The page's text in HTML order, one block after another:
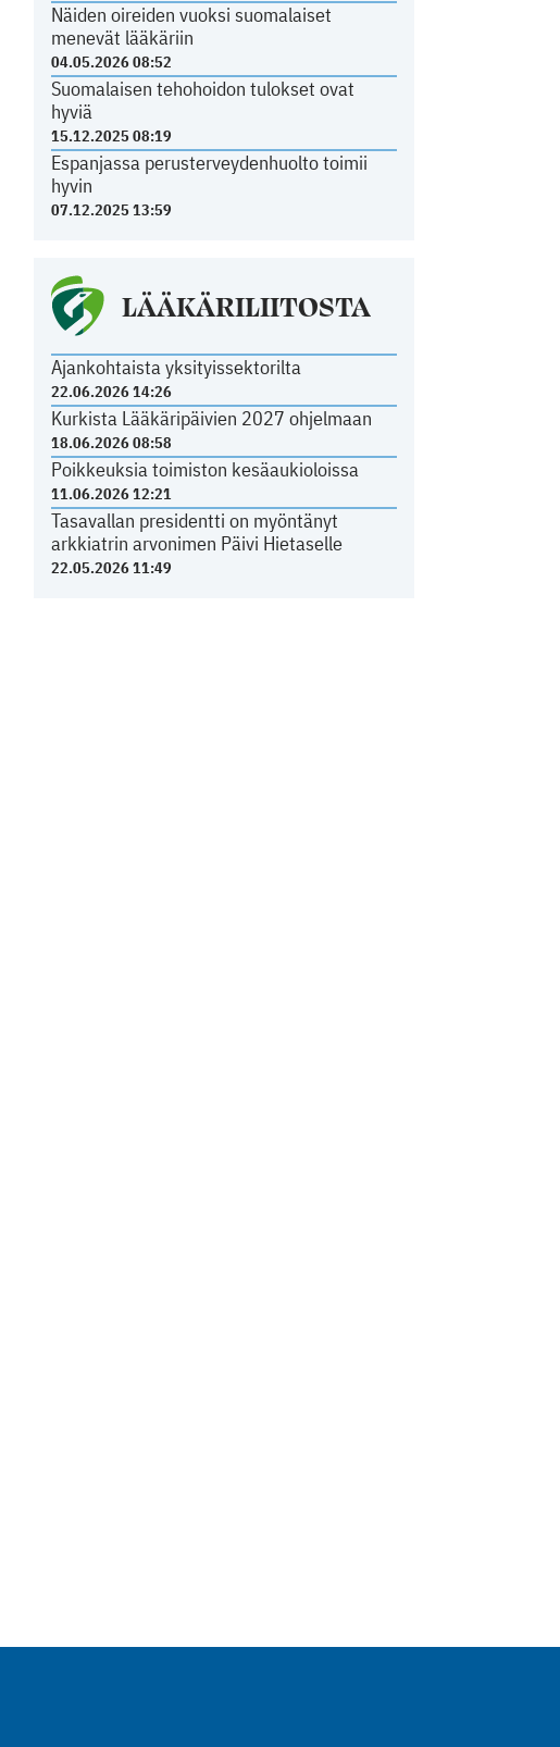
Näiden oireiden vuoksi suomalaiset
menevät lääkäriin
04.05.2026 08:52
Suomalaisen tehohoidon tulokset ovat
hyviä
15.12.2025 08:19
Espanjassa perusterveydenhuolto toimii
hyvin
07.12.2025 13:59
LÄÄKÄRILIITOSTA
Ajankohtaista yksityissektorilta
22.06.2026 14:26
Kurkista Lääkäripäivien 2027 ohjelmaan
18.06.2026 08:58
Poikkeuksia toimiston kesäaukioloissa
11.06.2026 12:21
Tasavallan presidentti on myöntänyt
arkkiatrin arvonimen Päivi Hietaselle
22.05.2026 11:49